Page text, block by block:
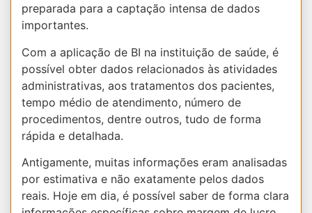
preparada para a captação intensa de dados
importantes.
Com a aplicação de BI na instituição de saúde, é
possível obter dados relacionados às atividades
administrativas, aos tratamentos dos pacientes,
tempo médio de atendimento, número de
procedimentos, dentre outros, tudo de forma
rápida e detalhada.
Antigamente, muitas informações eram analisadas
por estimativa e não exatamente pelos dados
reais. Hoje em dia, é possível saber de forma clara